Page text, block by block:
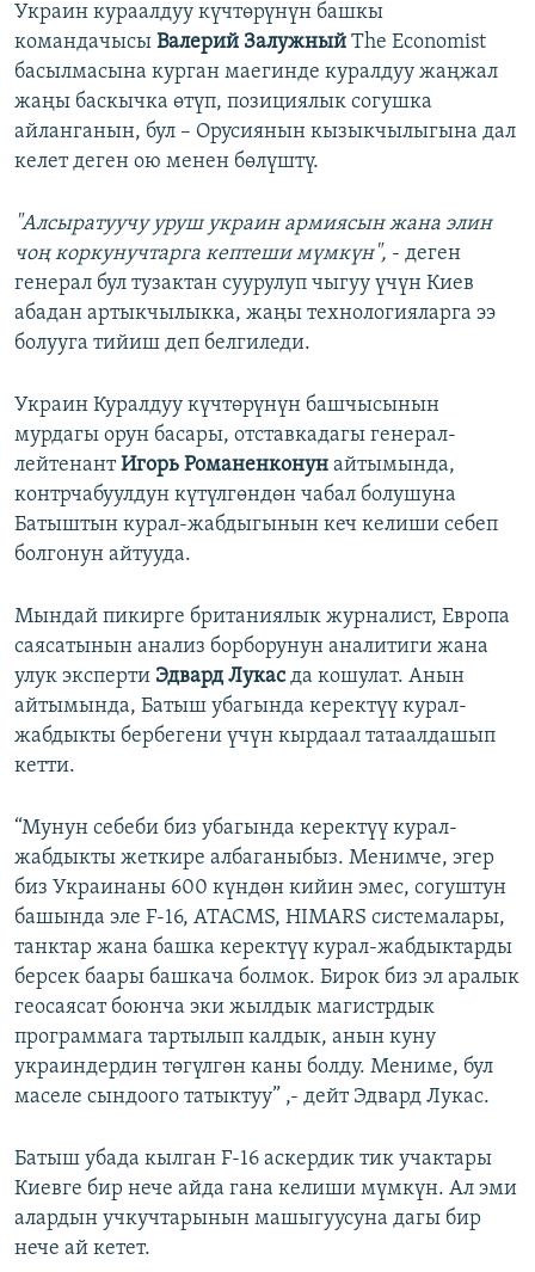
Украин кураалдуу күчтөрүнүн башкы
командачысы Валерий Залужный The Economist
басылмасына курган маегинде куралдуу жаңжал
жаңы баскычка өтүп, позициялык согушка
айланганын, бул – Орусиянын кызыкчылыгына дал
келет деген ою менен бөлүштү.
"Алсыратуучу уруш украин армиясын жана элин
чоң коркунучтарга кептеши мүмкүн", - деген
генерал бул тузактан суурулуп чыгуу үчүн Киев
абадан артыкчылыкка, жаңы технологияларга ээ
болууга тийиш деп белгиледи.
Украин Куралдуу күчтөрүнүн башчысынын
мурдагы орун басары, отставкадагы генерал-
лейтенантИгорь Романенконун айтымында,
контрчабуулдун күтүлгөндөн чабал болушуна
Батыштын курал-жабдыгынын кеч келиши себеп
болгонун айтууда.
Мындай пикирге британиялык журналист, Европа
саясатынын анализ борборунун аналитиги жана
улук эксперти Эдвард Лукасда кошулат. Анын
айтымында, Батыш убагында керектүү курал-
жабдыкты бербегени үчүн кырдаал татаалдашып
кетти.
“Мунун себеби биз убагында керектүү курал-
жабдыкты жеткире албаганыбыз. Менимче, эгер
биз Украинаны 600 күндөн кийин эмес, согуштун
башында эле F-16, ATACMS, HIMARS системалары,
танктар жана башка керектүү курал-жабдыктарды
берсек баары башкача болмок. Бирок биз эл аралык
геосаясат боюнча эки жылдык магистрдык
программага тартылып калдык, анын куну
украиндердин төгүлгөн каны болду. Мениме, бул
маселе сындоого татыктуу” ,- дейт Эдвард Лукас.
Батыш убада кылган F-16 аскердик тик учактары
Киевге бир нече айда гана келиши мүмкүн. Ал эми
алардын учкучтарынын машыгуусуна дагы бир
нече ай кетет.